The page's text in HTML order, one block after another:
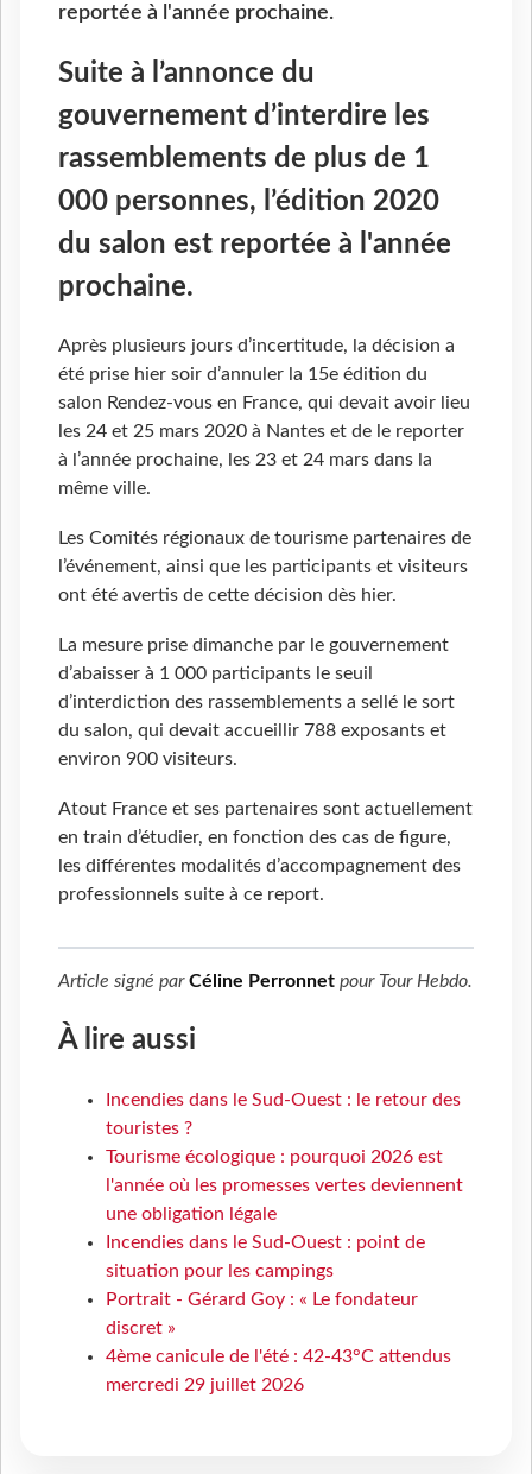
reportée à l'année prochaine.
Suite à l’annonce du
gouvernement d’interdire les
rassemblements de plus de 1
000 personnes, l’édition 2020
du salon est reportée à l'année
prochaine.
Après plusieurs jours d’incertitude, la décision a
été prise hier soir d’annuler la 15e édition du
salon Rendez-vous en France, qui devait avoir lieu
les 24 et 25 mars 2020 à Nantes et de le reporter
à l’année prochaine, les 23 et 24 mars dans la
même ville.
Les Comités régionaux de tourisme partenaires de
l’événement, ainsi que les participants et visiteurs
ont été avertis de cette décision dès hier.
La mesure prise dimanche par le gouvernement
d’abaisser à 1 000 participants le seuil
d’interdiction des rassemblements a sellé le sort
du salon, qui devait accueillir 788 exposants et
environ 900 visiteurs.
Atout France et ses partenaires sont actuellement
en train d’étudier, en fonction des cas de figure,
les différentes modalités d’accompagnement des
professionnels suite à ce report.
Article signé parCéline Perronnet pour Tour Hebdo.
À lire aussi
Incendies dans le Sud-Ouest : le retour des
touristes ?
Tourisme écologique : pourquoi 2026 est
l'année où les promesses vertes deviennent
une obligation légale
Incendies dans le Sud-Ouest : point de
situation pour les campings
Portrait - Gérard Goy : « Le fondateur
discret »
4ème canicule de l'été : 42-43°C attendus
mercredi 29 juillet 2026